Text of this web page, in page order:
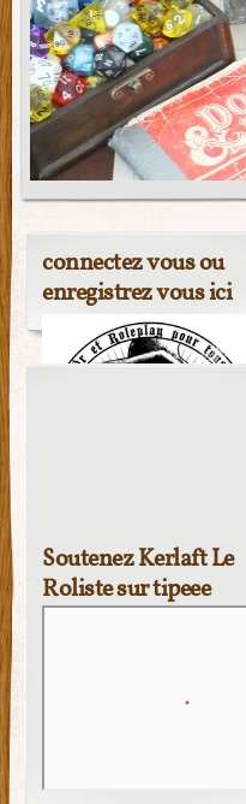
connectez vous ou
enregistrez vous ici
Soutenez Kerlaft Le
Roliste sur tipeee